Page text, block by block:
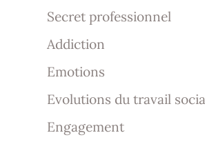
Secret professionnel
Addiction
Emotions
Evolutions du travail
Engagement